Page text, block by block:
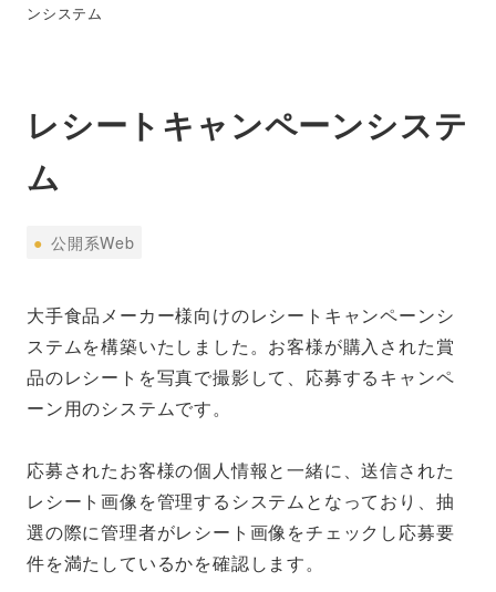
ンシステム
レシートキャンペーンシステ
ム
公
Web
● 公開系Web
大手食品メーカー様向けのレシートキャンペーンシ
ステムを構築いたしました。お客様が購入された賞
品のレシートを写真で撮影して、応募するキャンペ
ーン用のシステムです。
応募されたお客様の個人情報と一緒に、送信された
レシート画像を管理するシステムとなっており、抽
選の際に管理者がレシート画像をチェックし応募要
件を満たしているかを確認します。